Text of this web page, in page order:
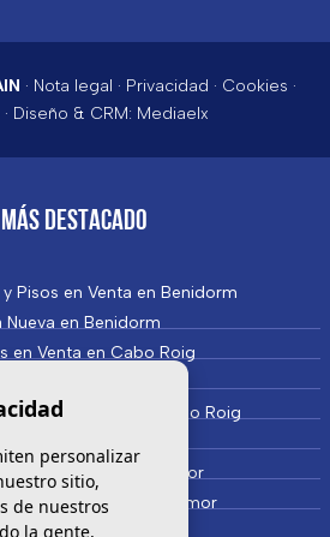
· Nota legal · Privacidad · Cookies ·
· Diseño & CRM: Mediaelx
DESTACADO
Pisos en Venta en Benidorm
Nueva en Benidorm
en Venta en Cabo Roig
Pisos en Venta en Cabo Roig
Venta en Campoamor
en Venta en Campoamor
personalizar
sitio,
de nuestros
la gente,